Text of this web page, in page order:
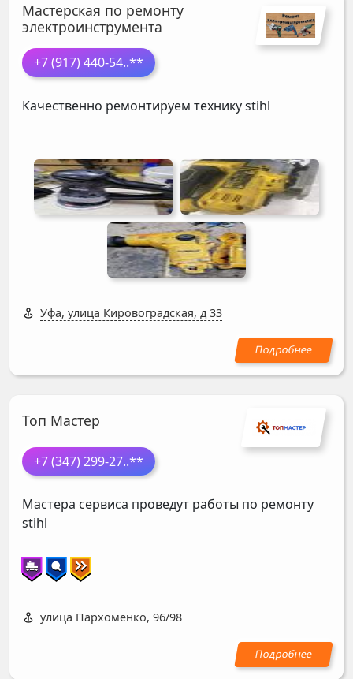
Мастерская по ремонту
электроинструмента
+7 (917) 440-54..**
Качественно ремонтируем технику stihl
Уфа, улица Кировоградская, д 33
Топ Мастер
+7 (347) 299-27..**
Мастера сервиса проведут работы по ремонту
stihl
улица Пархоменко, 96/98